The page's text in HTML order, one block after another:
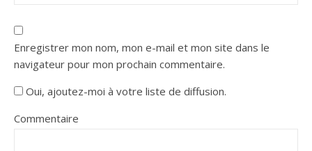
Enregistrer mon nom, mon e-mail et mon site dans le
navigateur pour mon prochain commentaire.
Oui, ajoutez-moi à votre liste de diffusion.
Commentaire